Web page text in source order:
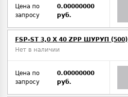
Цена по
запросу
0.00000000
руб.
FSP-ST 3,0 X 40 ZPP ШУРУП (500)
Нет в наличии
Цена по
запросу
0.00000000
руб.